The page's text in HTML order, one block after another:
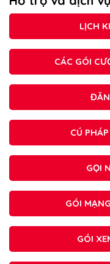
LỊCH
CÁC GÓI
CÚ
GỌI
GÓI
GÓI